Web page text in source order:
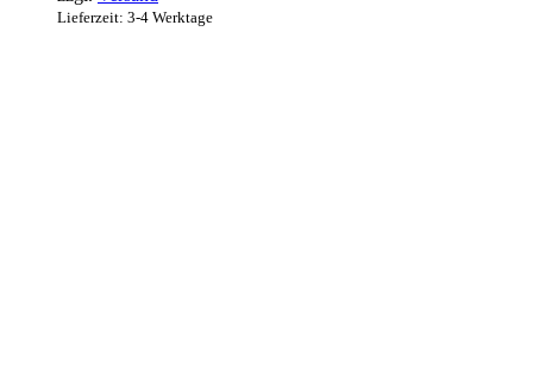
Lieferzeit: 3-4 Werktage